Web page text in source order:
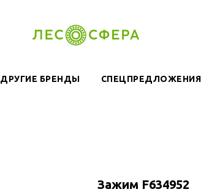
ДРУГИЕ БРЕНДЫ СПЕЦПРЕДЛОЖЕНИЯ
Зажим F634952